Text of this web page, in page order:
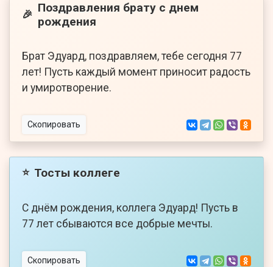
🎉 Поздравления брату с днем
рождения
Брат Эдуард, поздравляем, тебе сегодня 77
лет! Пусть каждый момент приносит радость
и умиротворение.
Скопировать
⭐ Тосты коллеге
С днём рождения, коллега Эдуард! Пусть в
77 лет сбываются все добрые мечты.
Скопировать